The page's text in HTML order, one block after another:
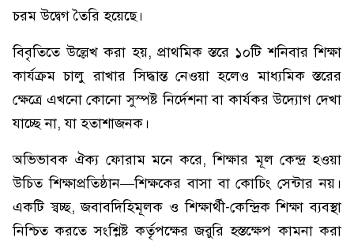
চরম উদ্বেগ তৈরি হয়েছে।
বিবৃতিতে উল্লেখ করা হয়, প্রাথমিক স্তরে ১০টি শনিবার শিক্ষা
কার্যক্রম চালু রাখার সিদ্ধান্ত নেওয়া হলেও মাধ্যমিক স্তরের
ক্ষেত্রে এখনো কোনো সুস্পষ্ট নির্দেশনা বা কার্যকর উদ্যোগ দেখা
যাচ্ছে না, যা হতাশাজনক।
অভিভাবক ঐক্য ফোরাম মনে করে, শিক্ষার মূল কেন্দ্র হওয়া
উচিত শিক্ষাপ্রতিষ্ঠান—শিক্ষকের বাসা বা কোচিং সেন্টার নয়।
একটি স্বচ্ছ, জবাবদিহিমূলক ও শিক্ষার্থী-কেন্দ্রিক শিক্ষা ব্যবস্থা
নিশ্চিত করতে সংশ্লিষ্ট কর্তৃপক্ষের জরুরি হস্তক্ষেপ কামনা করা